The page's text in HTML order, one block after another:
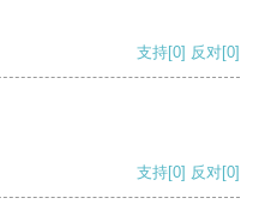
支持[0] 反对[0]
支持[0] 反对[0]